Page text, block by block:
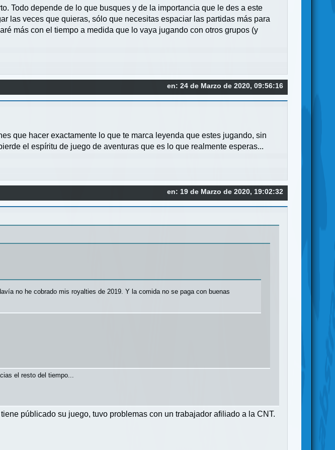
Todo depende de lo que busques y de la importancia que le des a este
las veces que quieras, sólo que necesitas espaciar las partidas más para
más con el tiempo a medida que lo vaya jugando con otros grupos (y
en: 24 de Marzo de 2020, 09:56:16
que hacer exactamente lo que te marca leyenda que estes jugando, sin
el espíritu de juego de aventuras que es lo que realmente esperas...
en: 19 de Marzo de 2020, 19:02:32
no he cobrado mis royalties de 2019. Y la comida no se paga con buenas
el resto del tiempo...
públicado su juego, tuvo problemas con un trabajador afiliado a la CNT.